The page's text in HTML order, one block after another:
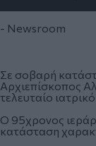
- Newsroom
Σε σοβαρή
Αρχιεπίσκοπος
τελευταίο
Ο 95χρονος
κατάσταση